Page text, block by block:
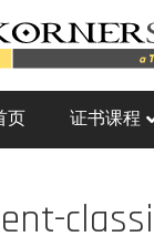
页 证书课程